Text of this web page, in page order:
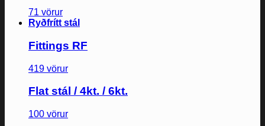
71 vörur
Ryðfrítt stál
Fittings RF
419 vörur
Flat stál / 4kt. / 6kt.
100 vörur